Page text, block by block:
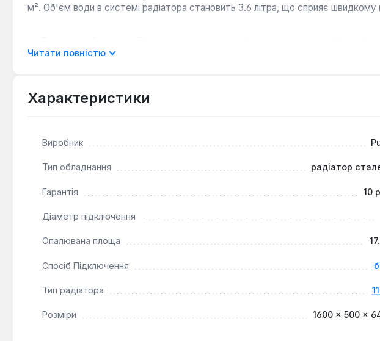
м². Об'єм води в системі радіатора становить 3.6 літра, що сприяє швидкому
Компактність:Тип 11 з мінімальною глибиною робить його ідеальним
температури.
Зручність монтажу:Чотири бічні приєднувальні отвори з внутрішньою
інтеграцію в існуючі системи опалення.
Цей сталевий радіатор Purmo Plan Compact тип 11 є оптимальним вибором
естетичний вигляд. Він підходить для використання у водяних системах
конструкції та характеристикам, радіатор забезпечує комфортний
Читати повністю
Характеристики
Виробник
Тип обладнання радіатор
Гарантія 10
Діаметр підключення
Опалювана площа
Спосіб Підключення
Тип радіатора
Розміри 1600 × 500 ×